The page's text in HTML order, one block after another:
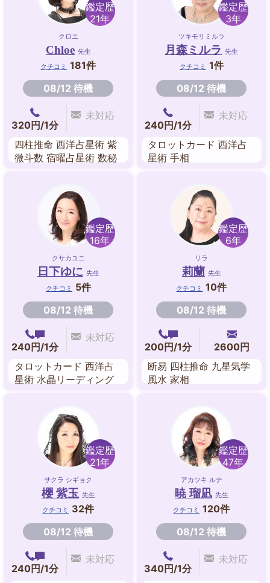
鑑定歴
21年
クロエ
Chloe 先生
クチコミ
181件
08/12 待機
320円/1分
未対応
四柱推命 西洋占星術 紫
微斗数 宿曜占星術 数秘
鑑定歴
3年
ツキモリミルラ
月森ミルラ 先生
クチコミ 1件
08/12 待機
240円/1分
未対応
タロットカード 西洋占
星術 手相
鑑定歴
16年
クサカユニ
日下ゆに 先生
クチコミ
5件
08/12 待機
240円/1分
未対応
タロットカード 西洋占
星術 水晶リーディング
鑑定歴
6年
リラ
莉蘭 先生
クチコミ
10件
08/12 待機
200円/1分
2600円
断易 四柱推命 九星気学
風水 家相
鑑定歴
21年
サクラ シギョク
櫻 紫玉 先生
クチコミ
32件
08/12 待機
240円/1分
未対応
鑑定歴
47年
アカツキ ルナ
暁 瑠凪 先生
クチコミ
120件
08/12 待機
340円/1分
未対応